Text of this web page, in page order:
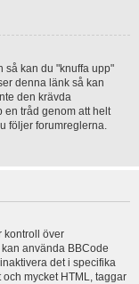
så kan du "knuffa upp"
denna länk så kan
den krävda
en tråd genom att helt
följer forumreglerna.
kontroll över
använda BBCode
det i specifika
mycket HTML, taggar